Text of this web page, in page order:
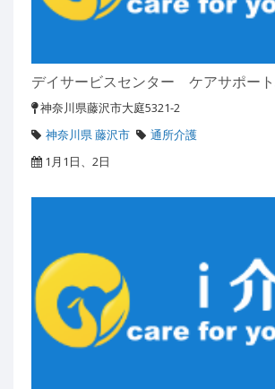
デイサービスセンター ケアサポー
神奈川県藤沢市大庭5321-2
神奈川県 藤沢市
通所介護
1月1日、2日